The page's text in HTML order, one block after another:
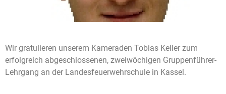
Wir gratulieren unserem Kameraden Tobias Keller zum
erfolgreich abgeschlossenen, zweiwöchigen Gruppenführer-
Lehrgang an der Landesfeuerwehrschule in Kassel.